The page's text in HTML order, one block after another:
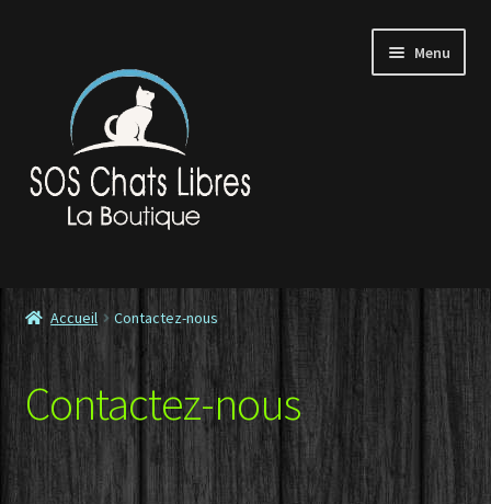
navigation
contenu
Menu
Accueil
Contactez-nous
Commande
Conditions générales de vente – Cnil – Loi informatique et
Accueil Contactez-nous
Contactez-nous